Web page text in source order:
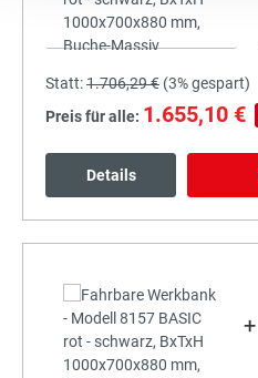
Statt:1.706,29 € (3%gespart)
Preis für alle: 1.655,10 €
Details
+